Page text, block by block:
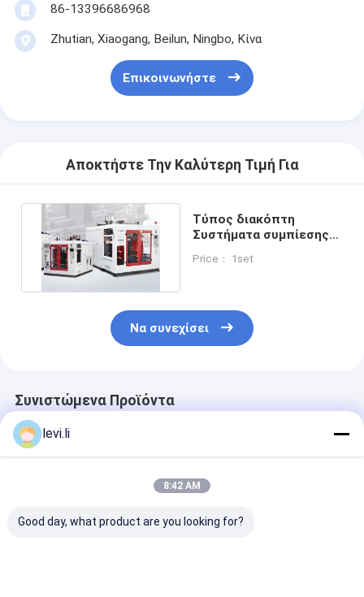
86-13396686968
Zhutian, Xiaogang, Beilun, Ningbo, Κίνα
Επικοινωνήστε
Αποκτήστε Την Καλύτερη Τιμή Για
Τύπος διακόπτη
Συστήματα συμπίεσης
ζώα
Price： 1set
Να συνεχίσει
Συνιστώμενα Προϊόντα
levi.li
8:42 AM
Good day, what product are you looking for?